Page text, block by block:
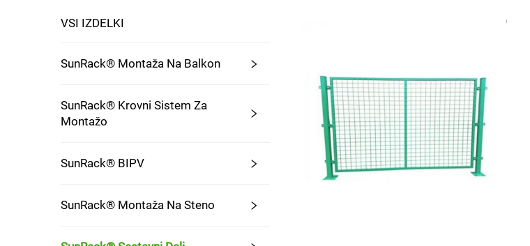
VSI IZDELKI
SunRack® Montaža Na Balkon
SunRack® Krovni Sistem Za
Montažo
SunRack® BIPV
SunRack® Montaža Na Steno